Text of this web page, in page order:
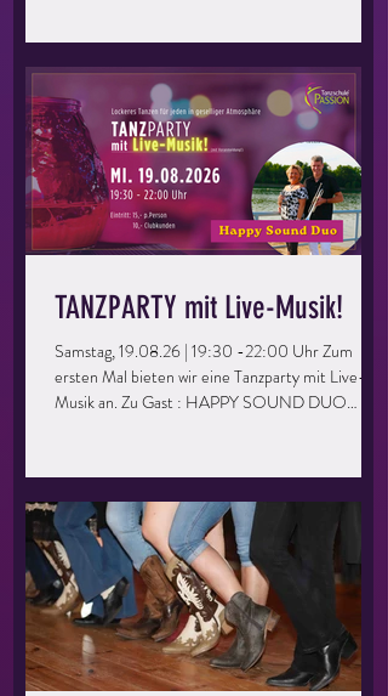
oder Paare, ihr müsst kein Mitglied der
Tanzschule sein – bringt einfach eure Freunde
mit und los geht’s! Keine Vorkenntnisse
erforderlich – einfach kommen und genießen!
Eintritt: 5,- Euro / Person (Kunden: kostenlos)
TANZPARTY mit Live-Musik!
Samstag, 19.08.26 | 19:30 -22:00 Uhr Zum
ersten Mal bieten wir eine Tanzparty mit Live-
Musik an. Zu Gast : HAPPY SOUND DUO
möchten. Ihr könnt eure Kenntnisse auffrischen,
vertiefen und einfach eine tolle Zeit haben.
Perfekt für Singles oder Paare, ihr müsst kein
Mitglied der Tanzschule sein – bringt einfach eure
Freunde mit und los geht’s! Keine Vorkenntnisse
erforderlich – einfach kommen